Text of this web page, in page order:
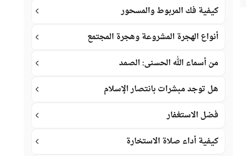
كيفية فك المربوط والمسحور
أنواع الهجرة المشروعة وهجرة المجتمع
من أسماء الله الحسنى: الصمد
هل توجد مبشرات بانتصار الإسلام
فضل الاستغفار
كيفية أداء صلاة الاستخارة